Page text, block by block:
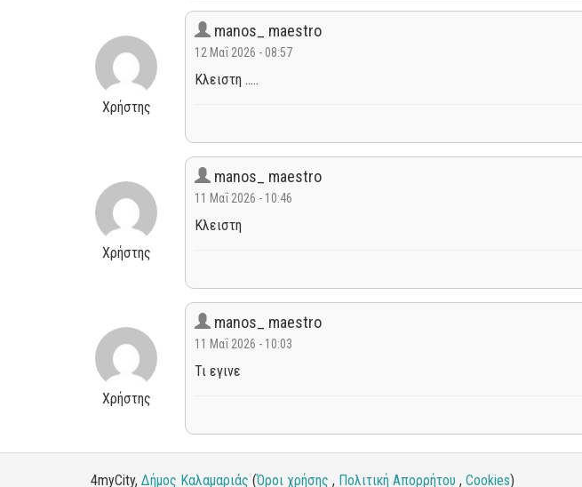
Χρήστης
manos_ maestro
12 Μαΐ 2026 - 08:57
Κλειστη .....
Χρήστης
manos_ maestro
11 Μαΐ 2026 - 10:46
Κλειστη
Χρήστης
manos_ maestro
11 Μαΐ 2026 - 10:03
Τι εγινε
4myCity, Δήμος Καλαμαριάς (Όροι χρήσης , Πολιτική Απορρήτου , Cookies)